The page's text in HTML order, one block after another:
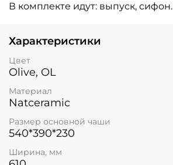
В комплекте идут: выпуск, сифон.
Характеристики
Цвет
Olive, OL
Материал
Natceramic
Размер основной чаши
540*390*230
Ширина, мм